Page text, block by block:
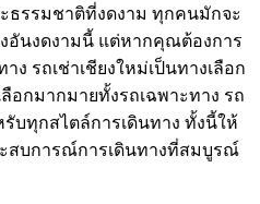
ะธรรมชาติที่งดงาม ทุกคนมักจะ
อันงดงามนี้ แต่หากคุณต้องการ
ง รถเช่าเชียงใหม่เป็นทางเลือก
กมากมายทั้งรถเฉพาะทาง รถ
บทุกสไตล์การเดินทาง ทั้งนี้ให้
สบการณ์การเดินทางที่สมบูรณ์